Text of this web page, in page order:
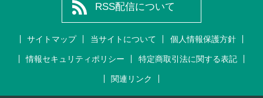
RSS配信について
サイトマップ 当サイトについて 個人情報保護方針
情報セキュリティポリシー 特定商取引法に関する表記
関連リンク